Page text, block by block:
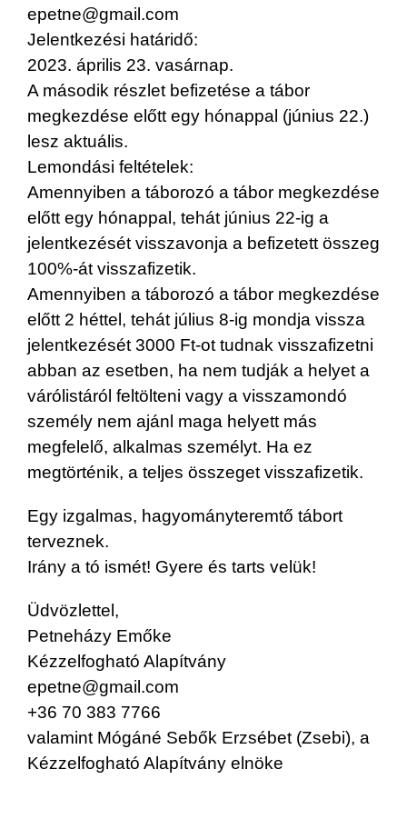
epetne@gmail.com
Jelentkezési határidő:
2023. április 23. vasárnap.
A második részlet befizetése a tábor
megkezdése előtt egy hónappal (június 22.)
lesz aktuális.
Lemondási feltételek:
Amennyiben a táborozó a tábor megkezdése
előtt egy hónappal, tehát június 22-ig a
jelentkezését visszavonja a befizetett összeg
100%-át visszafizetik.
Amennyiben a táborozó a tábor megkezdése
előtt 2 héttel, tehát július 8-ig mondja vissza
jelentkezését 3000 Ft-ot tudnak visszafizetni
abban az esetben, ha nem tudják a helyet a
várólistáról feltölteni vagy a visszamondó
személy nem ajánl maga helyett más
megfelelő, alkalmas személyt. Ha ez
megtörténik, a teljes összeget visszafizetik.
Egy izgalmas, hagyományteremtő tábort
terveznek.
Irány a tó ismét! Gyere és tarts velük!
Üdvözlettel,
Petneházy Emőke
Kézzelfogható Alapítvány
epetne@gmail.com
+36 70 383 7766
valamint Mógáné Sebők Erzsébet (Zsebi), a
Kézzelfogható Alapítvány elnöke